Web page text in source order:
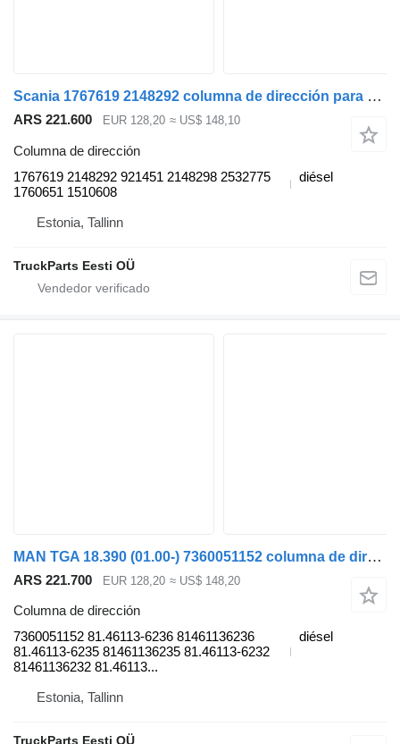
Scania 1767619 2148292 columna de dirección para Scania P,G,R,T-series (2004-2017) cabeza tractora
ARS 221.600 EUR 128,20 ≈ US$ 148,10
Columna de dirección
1767619 2148292 921451 2148298 2532775
1760651 1510608
diésel
Estonia, Tallinn
TruckParts Eesti OÜ
MAN TGA 18.390 (01.00-) 7360051152 columna de dirección para MAN 4-series, TGA (1993-2009) cabeza tractora
ARS 221.700 EUR 128,20 ≈ US$ 148,20
Columna de dirección
7360051152 81.46113-6236 81461136236
81.46113-6235 81461136235 81.46113-6232
81461136232 81.46113...
diésel
Estonia, Tallinn
TruckParts Eesti OÜ